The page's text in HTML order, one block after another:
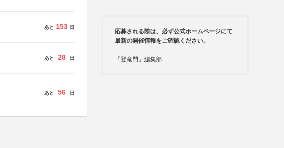
あと 153 日
あと 28 日
あと 56 日
応募される際は、必ず公式ホームページにて
最新の開催情報をご確認ください。
「登竜門」編集部